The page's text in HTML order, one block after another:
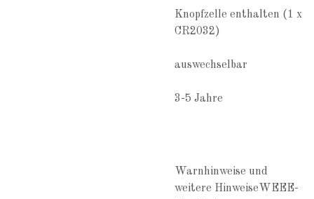
Knopfzelle enthalten (1 x
CR2032)
auswechselbar
3-5 Jahre
Warnhinweise und
weitere Hinweise WEEE-